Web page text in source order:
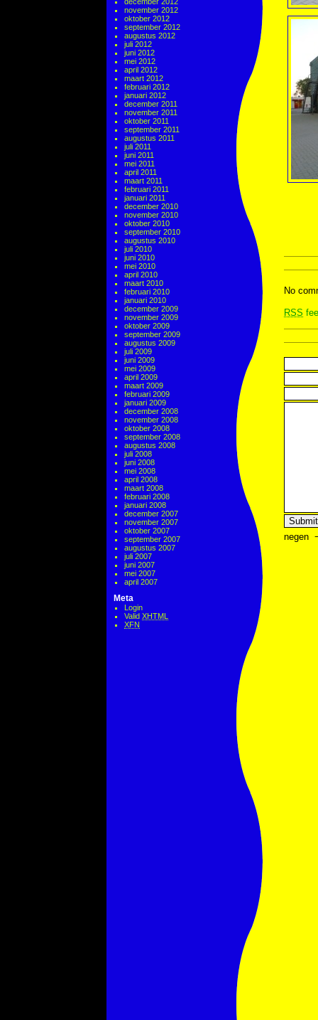
november 2012
oktober 2012
september 2012
augustus 2012
juli 2012
juni 2012
mei 2012
april 2012
maart 2012
februari 2012
januari 2012
december 2011
november 2011
oktober 2011
september 2011
augustus 2011
juli 2011
juni 2011
mei 2011
april 2011
maart 2011
februari 2011
januari 2011
december 2010
november 2010
oktober 2010
september 2010
augustus 2010
juli 2010
juni 2010
mei 2010
april 2010
maart 2010
februari 2010
januari 2010
december 2009
november 2009
oktober 2009
september 2009
augustus 2009
juli 2009
juni 2009
mei 2009
april 2009
maart 2009
februari 2009
januari 2009
december 2008
november 2008
oktober 2008
september 2008
augustus 2008
juli 2008
juni 2008
mei 2008
april 2008
maart 2008
februari 2008
januari 2008
december 2007
november 2007
oktober 2007
september 2007
augustus 2007
juli 2007
juni 2007
mei 2007
april 2007
Meta
Login
Valid XHTML
XFN
No
RSS
negen